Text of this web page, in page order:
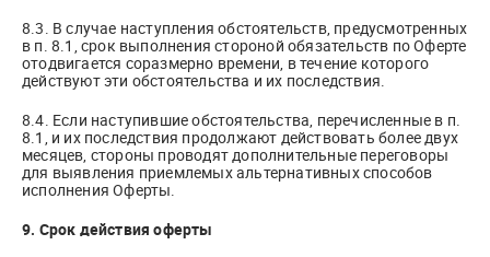
8.3. В случае наступления обстоятельств, предусмотренных
в п. 8.1, срок выполнения стороной обязательств по Оферте
отодвигается соразмерно времени, в течение которого
действуют эти обстоятельства и их последствия.
8.4. Если наступившие обстоятельства, перечисленные в п.
8.1, и их последствия продолжают действовать более двух
месяцев, стороны проводят дополнительные переговоры
для выявления приемлемых альтернативных способов
исполнения Оферты.
9. Срок действия оферты